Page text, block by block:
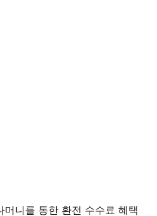
머니를 통한 환전 수수료 혜택